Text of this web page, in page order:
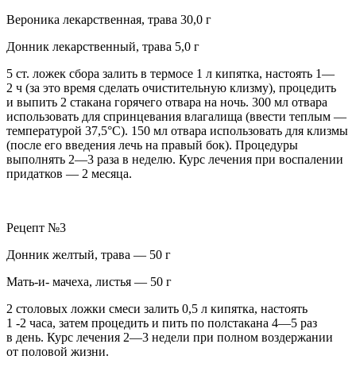
Вероника лекарственная, трава 30,0 г
Донник лекарственный, трава 5,0 г
5 ст. ложек сбора залить в термосе 1 л кипятка, настоять 1—
2 ч (за это время сделать очистительную клизму), процедить
и выпить 2 стакана горячего отвара на ночь. 300 мл отвара
использовать для спринцевания влагалища (ввести теплым —
температурой 37,5°С). 150 мл отвара использовать для клизмы
(после его введения лечь на правый бок). Процедуры
выполнять 2—3 раза в неделю. Курс лечения при воспалении
придатков — 2 месяца.
Рецепт №3
Донник желтый, трава — 50 г
Мать-и- мачеха, листья — 50 г
2 столовых ложки смеси залить 0,5 л кипятка, настоять
1 -2 часа, затем процедить и пить по полстакана 4—5 раз
в день. Курс лечения 2—3 недели при полном воздержании
от половой жизни.